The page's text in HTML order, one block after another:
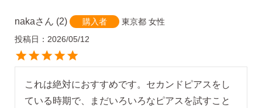
naka 2 購入者 東京都 女性
投稿日
2026/05/12
これは絶対におすすめです。セカンドピアスをし
ている時期で、まだいろいろなピアスを試すこと